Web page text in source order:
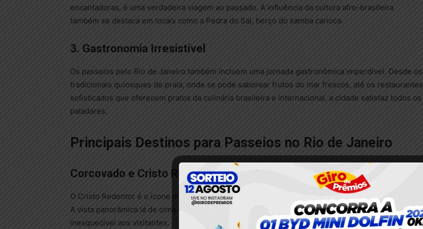
encantadoras, é uma verdadeira viagem ao passado. A influência da cultura afro-brasileira
também se destaca em locais como a Pedra do Sal, berço do samba carioca.
3. Gastronomia Irresistível
Os passeios pelo Rio de Janeiro também incluem uma jornada gastronômica imperdível. Desde os
tradicionais quiosques de praia, onde se pode saborear frutos do mar frescos, até os restaurantes
sofisticados que oferecem pratos da culinária brasileira e internacional, a cidade satisfaz todos os
paladares.
Principais Destinos para Passeios no Rio de Janeiro
Corcovado e Cristo Redentor
O Cristo Redentor é o ícone mais reconhecível do Brasil, situado no topo do Morro do Corcovado.
A vista panorâmica lá de cima é simplesmente deslumbrante e proporciona uma experiência
inesquecível aos visitantes.